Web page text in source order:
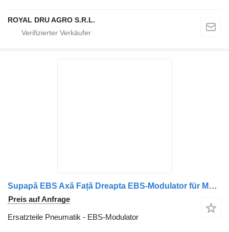
ROYAL DRU AGRO S.R.L.
Supapă EBS Axă Față Dreapta EBS-Modulator für MAN Coduri: 81521066013, 81521066001, 81521066002, 81521066004 LKW
Preis auf Anfrage
Ersatzteile Pneumatik - EBS-Modulator